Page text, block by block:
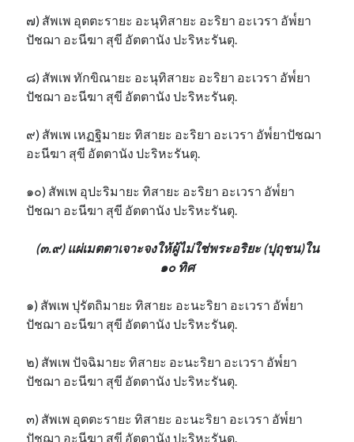
๗) สัพเพ อุตตะรายะ อะนุทิสายะ อะริยา อะเวรา อัพ๎ยา
ปัชฌา อะนีฆา สุขี อัตตานัง ปะริหะรันตุ.
๘) สัพเพ ทักขิณายะ อะนุทิสายะ อะริยา อะเวรา อัพ๎ยา
ปัชฌา อะนีฆา สุขี อัตตานัง ปะริหะรันตุ.
๙) สัพเพ เหฏฐิมายะ ทิสายะ อะริยา อะเวรา อัพ๎ยาปัชฌา
อะนีฆา สุขี อัตตานัง ปะริหะรันตุ.
๑๐) สัพเพ อุปะริมายะ ทิสายะ อะริยา อะเวรา อัพ๎ยา
ปัชฌา อะนีฆา สุขี อัตตานัง ปะริหะรันตุ.
(๓.๙) แผ่เมตตาเจาะจงให้ผู้ไม่ใช่พระอริยะ (ปุถุชน)ใน
๑๐ ทิศ
๑) สัพเพ ปุรัตถิมายะ ทิสายะ อะนะริยา อะเวรา อัพ๎ยา
ปัชฌา อะนีฆา สุขี อัตตานัง ปะริหะรันตุ.
๒) สัพเพ ปัจฉิมายะ ทิสายะ อะนะริยา อะเวรา อัพ๎ยา
ปัชฌา อะนีฆา สุขี อัตตานัง ปะริหะรันตุ.
๓) สัพเพ อุตตะรายะ ทิสายะ อะนะริยา อะเวรา อัพ๎ยา
ปัชฌา อะนีฆา สุขี อัตตานัง ปะริหะรันตุ.